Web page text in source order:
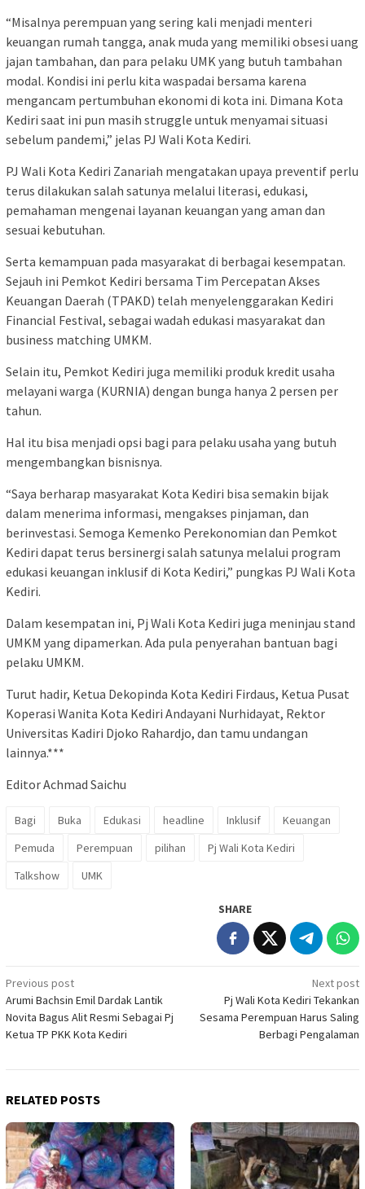
“Misalnya perempuan yang sering kali menjadi menteri
keuangan rumah tangga, anak muda yang memiliki obsesi uang
jajan tambahan, dan para pelaku UMK yang butuh tambahan
modal. Kondisi ini perlu kita waspadai bersama karena
mengancam pertumbuhan ekonomi di kota ini. Dimana Kota
Kediri saat ini pun masih struggle untuk menyamai situasi
sebelum pandemi,” jelas PJ Wali Kota Kediri.
PJ Wali Kota Kediri Zanariah mengatakan upaya preventif perlu
terus dilakukan salah satunya melalui literasi, edukasi,
pemahaman mengenai layanan keuangan yang aman dan
sesuai kebutuhan.
Serta kemampuan pada masyarakat di berbagai kesempatan.
Sejauh ini Pemkot Kediri bersama Tim Percepatan Akses
Keuangan Daerah (TPAKD) telah menyelenggarakan Kediri
Financial Festival, sebagai wadah edukasi masyarakat dan
business matching UMKM.
Selain itu, Pemkot Kediri juga memiliki produk kredit usaha
melayani warga (KURNIA) dengan bunga hanya 2 persen per
tahun.
Hal itu bisa menjadi opsi bagi para pelaku usaha yang butuh
mengembangkan bisnisnya.
“Saya berharap masyarakat Kota Kediri bisa semakin bijak
dalam menerima informasi, mengakses pinjaman, dan
berinvestasi. Semoga Kemenko Perekonomian dan Pemkot
Kediri dapat terus bersinergi salah satunya melalui program
edukasi keuangan inklusif di Kota Kediri,” pungkas PJ Wali Kota
Kediri.
Dalam kesempatan ini, Pj Wali Kota Kediri juga meninjau stand
UMKM yang dipamerkan. Ada pula penyerahan bantuan bagi
pelaku UMKM.
Turut hadir, Ketua Dekopinda Kota Kediri Firdaus, Ketua Pusat
Koperasi Wanita Kota Kediri Andayani Nurhidayat, Rektor
Universitas Kadiri Djoko Rahardjo, dan tamu undangan
lainnya.***
Editor Achmad Saichu
Bagi Buka Edukasi headline Inklusif
Keuangan
Pemuda
Perempuan pilihan
Pj Wali Kota Kediri
Talkshow
UMK
SHARE
Post
navigation
Previous post
Arumi Bachsin Emil Dardak Lantik
Novita Bagus Alit Resmi Sebagai Pj
Ketua TP PKK Kota Kediri
Next post
Pj Wali Kota Kediri Tekankan
Sesama Perempuan Harus Saling
Berbagi Pengalaman
RELATED POSTS